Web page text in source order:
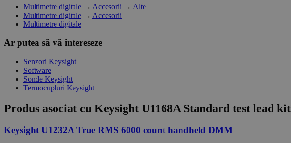
Multimetre digitale → Accesorii → Alte
Multimetre digitale → Accesorii
Multimetre digitale
Ar putea să vă intereseze
Senzori Keysight |
Software |
Sonde Keysight |
Termocupluri Keysight
Produs asociat cu Keysight U1168A Standard test lead kit
Keysight U1232A True RMS 6000 count handheld DMM